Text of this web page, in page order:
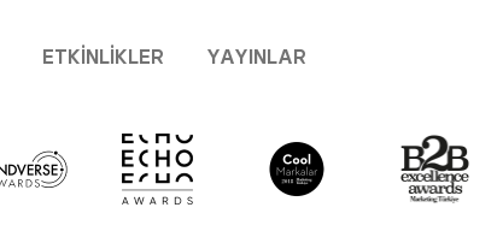
ETKINLIKLER YAYINLAR